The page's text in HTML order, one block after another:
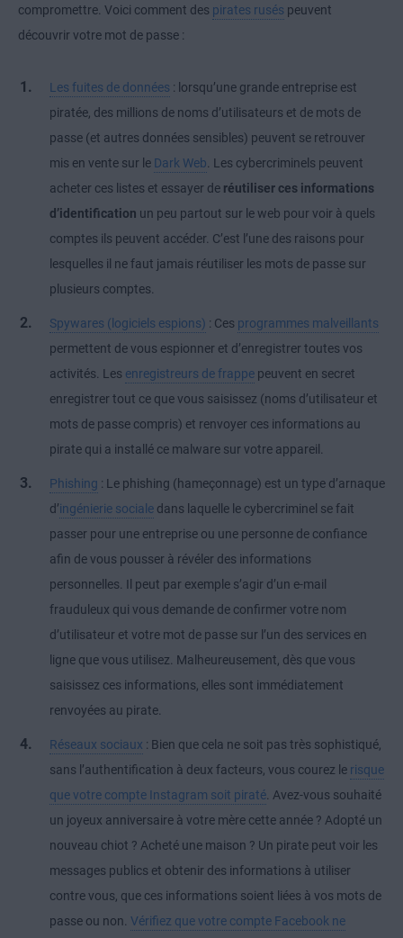
compromettre. Voici comment des pirates rusés peuvent
découvrir votre mot de passe :
Les fuites de données : lorsqu’une grande entreprise est
piratée, des millions de noms d’utilisateurs et de mots de
passe (et autres données sensibles) peuvent se retrouver
mis en vente sur le Dark Web. Les cybercriminels peuvent
acheter ces listes et essayer de réutiliser ces informations
d’identification un peu partout sur le web pour voir à quels
comptes ils peuvent accéder. C’est l’une des raisons pour
lesquelles il ne faut jamais réutiliser les mots de passe sur
plusieurs comptes.
Spywares (logiciels espions) : Ces programmes malveillants
permettent de vous espionner et d’enregistrer toutes vos
activités. Les enregistreurs de frappe peuvent en secret
enregistrer tout ce que vous saisissez (noms d’utilisateur et
mots de passe compris) et renvoyer ces informations au
pirate qui a installé ce malware sur votre appareil.
Phishing : Le phishing (hameçonnage) est un type d’arnaque
d’ingénierie sociale dans laquelle le cybercriminel se fait
passer pour une entreprise ou une personne de confiance
afin de vous pousser à révéler des informations
personnelles. Il peut par exemple s’agir d’un e-mail
frauduleux qui vous demande de confirmer votre nom
d’utilisateur et votre mot de passe sur l’un des services en
ligne que vous utilisez. Malheureusement, dès que vous
saisissez ces informations, elles sont immédiatement
renvoyées au pirate.
Réseaux sociaux : Bien que cela ne soit pas très sophistiqué,
sans l’authentification à deux facteurs, vous courez le risque
que votre compte Instagram soit piraté. Avez-vous souhaité
un joyeux anniversaire à votre mère cette année ? Adopté un
nouveau chiot ? Acheté une maison ? Un pirate peut voir les
messages publics et obtenir des informations à utiliser
contre vous, que ces informations soient liées à vos mots de
passe ou non. Vérifiez que votre compte Facebook ne